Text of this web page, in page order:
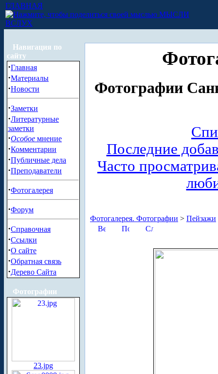
ГЛАВНАЯ
МЫСЛИ
ВСЛУХ
Навигация по
сайту
·Главная
·Материалы
·Новости
·Заметки
·Литературные
заметки
·Особое мнение
·Комментарии
·Публичные дела
·Преподаватели
·Фотогалерея
·Форум
·Справочная
·Ссылки
·О сайте
·Обратная связь
·Дерево Сайта
Фотографии
23.jpg
Фотографии
Последние
Часто
Фотогалерея. Фотографии > Пейзажи